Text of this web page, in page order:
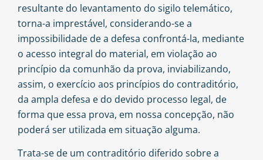
resultante do levantamento do sigilo telemático,
torna-a imprestável, considerando-se a
impossibilidade de a defesa confrontá-la, mediante
o acesso integral do material, em violação ao
princípio da comunhão da prova, inviabilizando,
assim, o exercício aos princípios do contraditório,
da ampla defesa e do devido processo legal, de
forma que essa prova, em nossa concepção, não
poderá ser utilizada em situação alguma.
Trata-se de um contraditório diferido sobre a